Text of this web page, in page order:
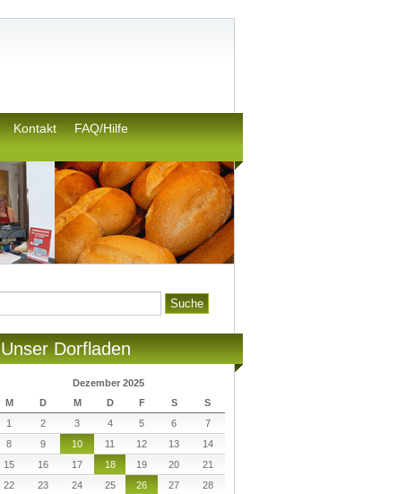
Kontakt
FAQ/Hilfe
Unser Dorfladen
Dezember 2025
M
D M D F S S
1 2 3 4 5 6
7
8
9 10 11 12 13
14
15
16 17 18 19 20
21
22
23 24 25 26 27
28